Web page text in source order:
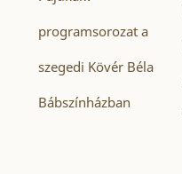
programsorozat a
szegedi Kövér Béla
Bábszínházban